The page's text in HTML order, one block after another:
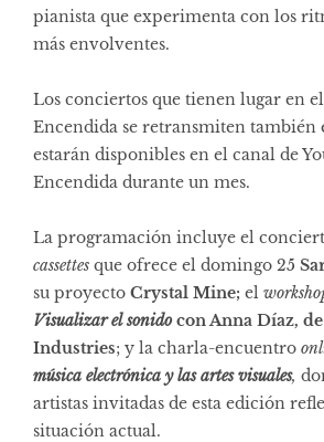
pianista que experimenta con los
más envolventes.
Los conciertos que tienen lugar en
Encendida se retransmiten también
estarán disponibles en el canal de
Encendida durante un mes.
La programación incluye el
cassettes que ofrece el domingo 25
su proyecto Crystal Mine; el
Visualizar el sonidocon Anna Díaz,
Industries; y la charla-encuentro
música electrónica y las artes visuales,
artistas invitadas de esta edición
situación actual.